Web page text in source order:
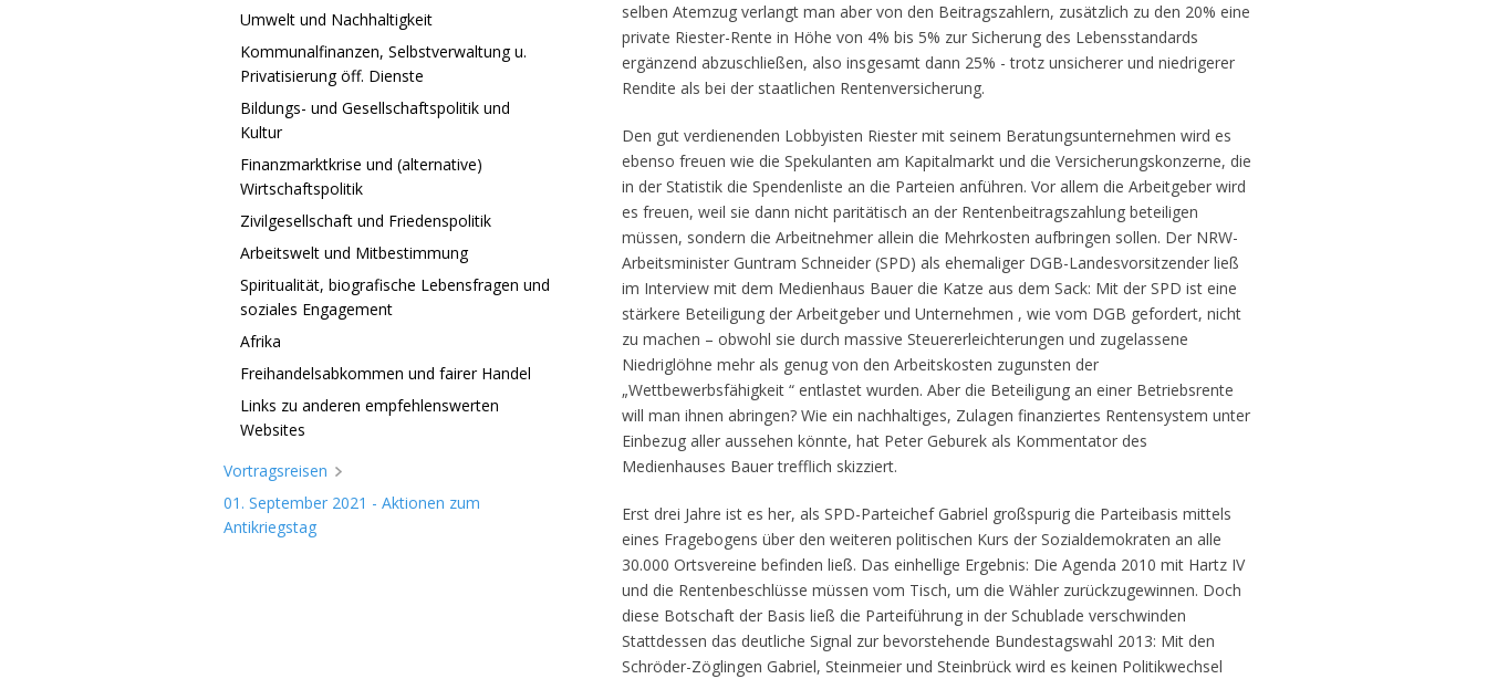
Umwelt und Nachhaltigkeit
Kommunalfinanzen, Selbstverwaltung u.
Privatisierung öff. Dienste
Bildungs- und Gesellschaftspolitik und
Kultur
Finanzmarktkrise und (alternative)
Wirtschaftspolitik
Zivilgesellschaft und Friedenspolitik
Arbeitswelt und Mitbestimmung
Spiritualität, biografische Lebensfragen und
soziales Engagement
Afrika
Freihandelsabkommen und fairer Handel
Links zu anderen empfehlenswerten
Websites
Vortragsreisen
01. September 2021 - Aktionen zum
Antikriegstag
selben Atemzug verlangt man aber von den Beitragszahlern, zusätzlich zu den 20% eine
private Riester-Rente in Höhe von 4% bis 5% zur Sicherung des Lebensstandards
ergänzend abzuschließen, also insgesamt dann 25% - trotz unsicherer und niedrigerer
Rendite als bei der staatlichen Rentenversicherung.
Den gut verdienenden Lobbyisten Riester mit seinem Beratungsunternehmen wird es
ebenso freuen wie die Spekulanten am Kapitalmarkt und die Versicherungskonzerne, die
in der Statistik die Spendenliste an die Parteien anführen. Vor allem die Arbeitgeber wird
es freuen, weil sie dann nicht paritätisch an der Rentenbeitragszahlung beteiligen
müssen, sondern die Arbeitnehmer allein die Mehrkosten aufbringen sollen. Der NRW-
Arbeitsminister Guntram Schneider (SPD) als ehemaliger DGB-Landesvorsitzender ließ
im Interview mit dem Medienhaus Bauer die Katze aus dem Sack: Mit der SPD ist eine
stärkere Beteiligung der Arbeitgeber und Unternehmen , wie vom DGB gefordert, nicht
zu machen – obwohl sie durch massive Steuererleichterungen und zugelassene
Niedriglöhne mehr als genug von den Arbeitskosten zugunsten der
„Wettbewerbsfähigkeit “ entlastet wurden. Aber die Beteiligung an einer Betriebsrente
will man ihnen abringen? Wie ein nachhaltiges, Zulagen finanziertes Rentensystem unter
Einbezug aller aussehen könnte, hat Peter Geburek als Kommentator des
Medienhauses Bauer trefflich skizziert.
Erst drei Jahre ist es her, als SPD-Parteichef Gabriel großspurig die Parteibasis mittels
eines Fragebogens über den weiteren politischen Kurs der Sozialdemokraten an alle
30.000 Ortsvereine befinden ließ. Das einhellige Ergebnis: Die Agenda 2010 mit Hartz IV
und die Rentenbeschlüsse müssen vom Tisch, um die Wähler zurückzugewinnen. Doch
diese Botschaft der Basis ließ die Parteiführung in der Schublade verschwinden
Stattdessen das deutliche Signal zur bevorstehende Bundestagswahl 2013: Mit den
Schröder-Zöglingen Gabriel, Steinmeier und Steinbrück wird es keinen Politikwechsel